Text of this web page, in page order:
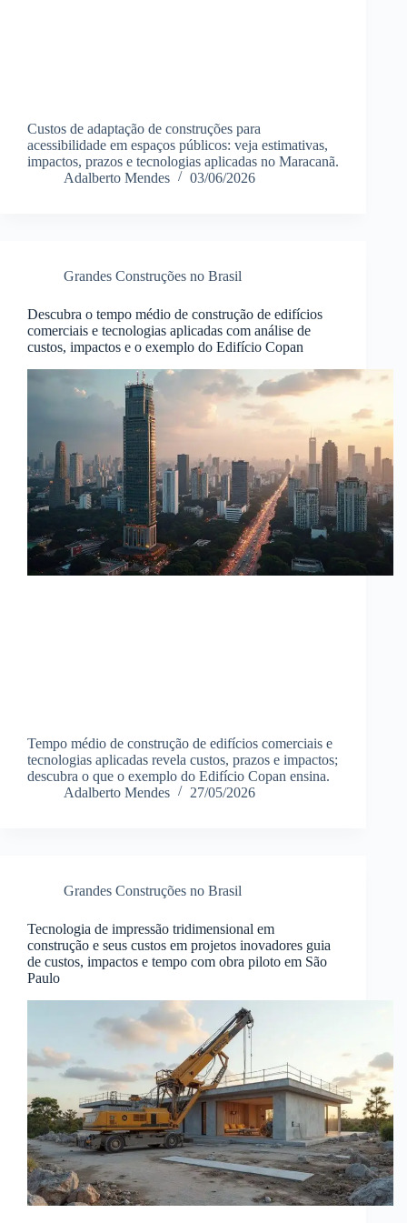
Custos de adaptação de construções para
acessibilidade em espaços públicos: veja estimativas,
impactos, prazos e tecnologias aplicadas no Maracanã.
Adalberto Mendes
03/06/2026
Grandes Construções no Brasil
Descubra o tempo médio de construção de edifícios
comerciais e tecnologias aplicadas com análise de
custos, impactos e o exemplo do Edifício Copan
Tempo médio de construção de edifícios comerciais e
tecnologias aplicadas revela custos, prazos e impactos;
descubra o que o exemplo do Edifício Copan ensina.
Adalberto Mendes
27/05/2026
Grandes Construções no Brasil
Tecnologia de impressão tridimensional em
construção e seus custos em projetos inovadores guia
de custos, impactos e tempo com obra piloto em São
Paulo